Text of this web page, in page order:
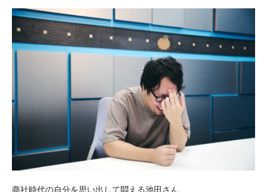
商社時代の自分を思い出して悶える池田さん